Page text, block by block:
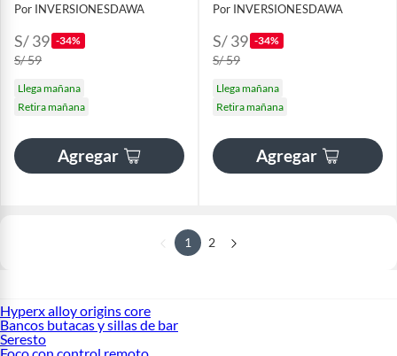
Por INVERSIONESDAWA
S/ 39 -34%
S/ 59
Llega mañana
Retira mañana
Agregar
Por INVERSIONESDAWA
S/ 39 -34%
S/ 59
Llega mañana
Retira mañana
Agregar
1 2
Hyperx alloy origins core
Bancos butacas y sillas de bar
Seresto
Foco con control remoto